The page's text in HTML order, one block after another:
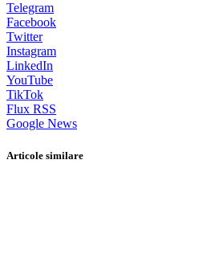
Telegram
Facebook
Twitter
Instagram
LinkedIn
YouTube
TikTok
Flux RSS
Google News
Articole similare